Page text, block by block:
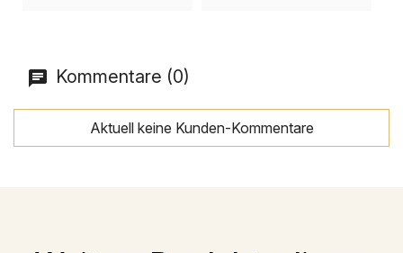
Kommentare (0)
Aktuell keine Kunden-Kommentare